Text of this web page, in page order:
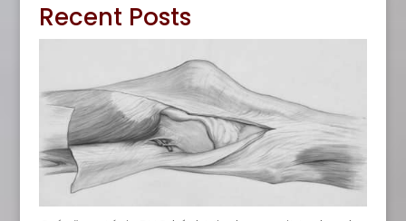
Recent Posts